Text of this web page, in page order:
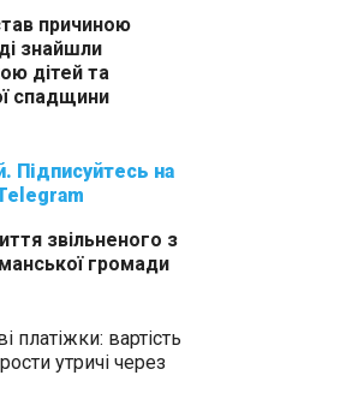
причиною
знайшли
дітей та
спадщини
звільненого з
громади
платіжки: вартість
утричі через